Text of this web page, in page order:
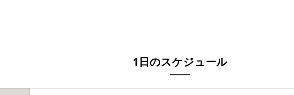
1日のスケジュール